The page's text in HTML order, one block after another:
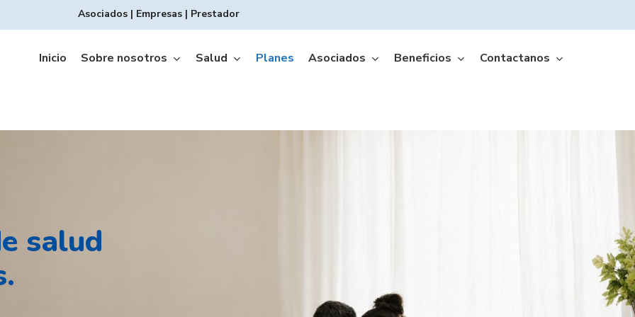
Asociados| Empresas| Prestador
Inicio Sobre nosotros Salud Planes Asociados Beneficios Contactanos
salud